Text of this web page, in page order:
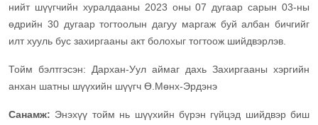
нийт шүүгчийн хуралдааны 2023 оны 07 дугаар сарын 03-ны
өдрийн 30 дугаар тогтоолын дагуу маргаж буй албан бичгийг
илт хууль бус захиргааны акт болохыг тогтоож шийдвэрлэв.
Тойм бэлтгэсэн: Дархан-Уул аймаг дахь Захиргааны хэргийн
анхан шатны шүүхийн шүүгч Ө.Мөнх-Эрдэнэ
Санамж: Энэхүү тойм нь шүүхийн бүрэн гүйцэд шийдвэр биш